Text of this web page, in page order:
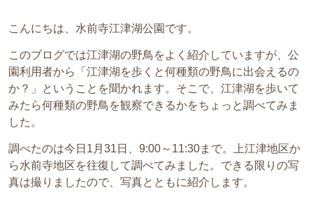
こんにちは、水前寺江津湖公園です。
このブログでは江津湖の野鳥をよく紹介していますが、公
園利用者から「江津湖を歩くと何種類の野鳥に出会えるの
か？」ということを聞かれます。そこで、江津湖を歩いて
みたら何種類の野鳥を観察できるかをちょっと調べてみま
した。
調べたのは今日1月31日、9:00～11:30まで。上江津地区か
ら水前寺地区を往復して調べてみました。できる限りの写
真は撮りましたので、写真とともに紹介します。